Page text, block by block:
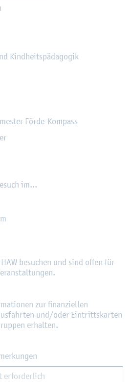
Kindheitspädagogik
Förde-Kompass
im...
besuchen und sind offen für
zur finanziellen
und/oder Eintrittskarten
erhalten.